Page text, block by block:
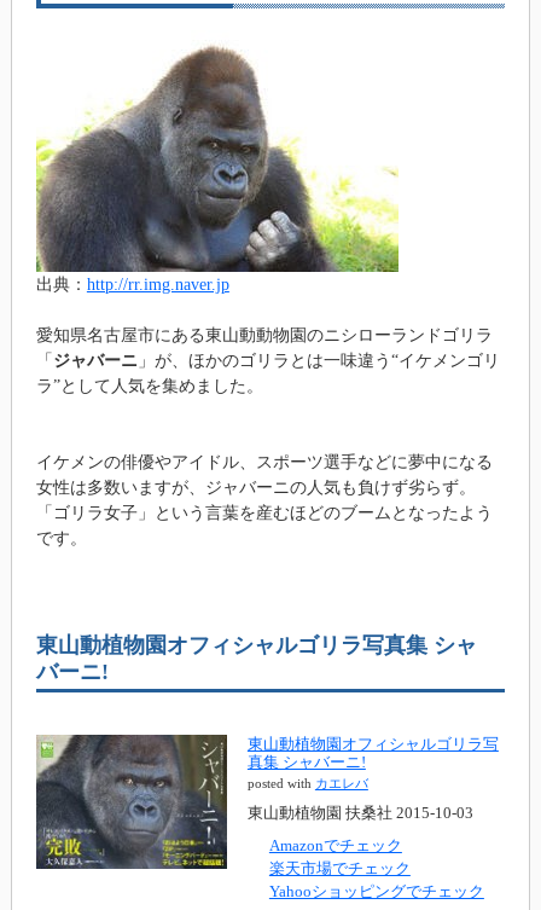
出典： http://rr.img.naver.jp
愛知県名古屋市にある東山動動物園のニシローランドゴリラ
「 ジャバーニ 」が、ほかのゴリラとは一味違う“イケメンゴリ
ラ”として人気を集めました。
イケメンの俳優やアイドル、スポーツ選手などに夢中になる
女性は多数いますが、ジャバーニの人気も負けず劣らず。
「ゴリラ女子」という言葉を産むほどのブームとなったよう
です。
東山動植物園オフィシャルゴリラ写真集 シャ
バーニ!
東山動植物園オフィシャルゴリラ写
真集 シャバーニ!
posted with カエレバ
東山動植物園 扶桑社 2015-10-03
Amazonでチェック
楽天市場でチェック
Yahooショッピングでチェック